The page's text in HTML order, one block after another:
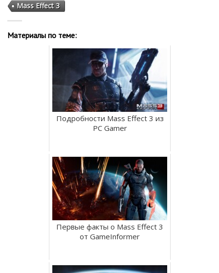
Mass Effect 3
Материалы по теме:
Подробности Mass Effect 3 из
PC Gamer
Первые факты о Mass Effect 3
от GameInformer